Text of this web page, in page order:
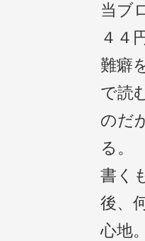
当ブ
４４
難癖
で読
のだ
る。
書く
後、
心地。